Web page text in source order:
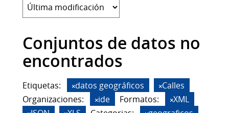
Conjuntos de datos no
encontrados
Etiquetas: datos geográficos
Calles
Organizaciones:
ide Formatos:
XML